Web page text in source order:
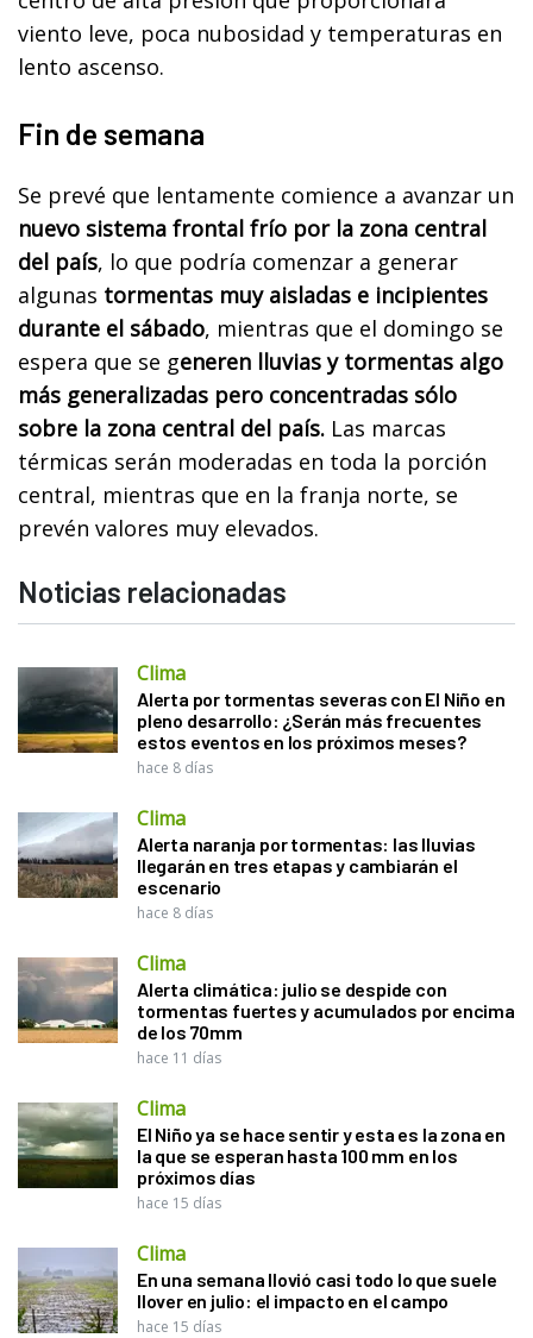
viento leve, poca nubosidad y temperaturas en
lento ascenso.
Fin de semana
Se prevé que lentamente comience a avanzar un
nuevo sistema frontal frío por la zona central
del país, lo que podría comenzar a generar
algunas tormentas muy aisladas e incipientes
durante el sábado, mientras que el domingo se
espera que se generen lluvias y tormentas algo
más generalizadas pero concentradas sólo
sobre la zona central del país. Las marcas
térmicas serán moderadas en toda la porción
central, mientras que en la franja norte, se
prevén valores muy elevados.
Noticias relacionadas
Clima
Alerta por tormentas severas con El Niño en
pleno desarrollo: ¿Serán más frecuentes
estos eventos en los próximos meses?
hace 8 días
Clima
Alerta naranja por tormentas: las lluvias
llegarán en tres etapas y cambiarán el
escenario
hace 8 días
Clima
Alerta climática: julio se despide con
tormentas fuertes y acumulados por encima
de los 70mm
hace 11 días
Clima
El Niño ya se hace sentir y esta es la zona en
la que se esperan hasta 100 mm en los
próximos días
hace 15 días
Clima
En una semana llovió casi todo lo que suele
llover en julio: el impacto en el campo
hace 15 días